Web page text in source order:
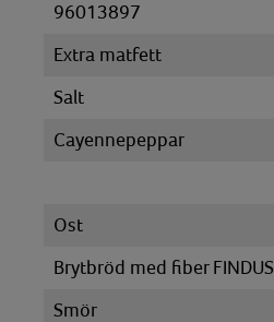
96013897
Extra matfett
Salt
Cayennepeppar
Ost
Brytbröd med fiber FINDUS
Smör